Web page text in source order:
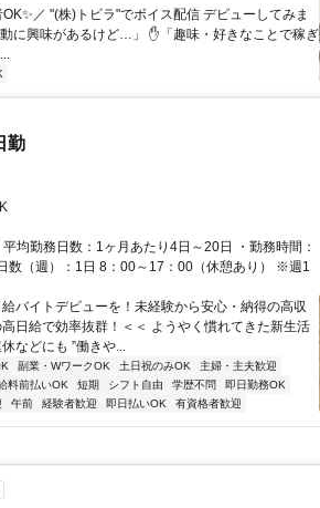
／ "(株)トビラ"でボイス配信 デビューしてみま
に興味があるけど…」 ✋「趣味・好きなことで稼ぎ
勤
均勤務日数：1ヶ月あたり4日～20日 ・勤務時間：
数（週）：1日 8：00～17：00（休憩あり） ※週1
バイトデビューを！未経験から安心・納得の高収
日給で効率抜群！＜＜ ようやく慣れてきた新生活
などにも ”働きや...
副業・WワークOK 土日祝のみOK
主婦・主夫歓迎
料前払いOK 短期 シフト自由 学歴不問
即日勤務OK
午前 経験者歓迎 即日払いOK 有資格者歓迎